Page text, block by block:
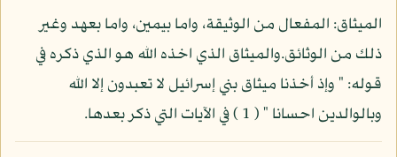
الميثاق: المفعال من الوثيقة، واما بيمين، واما بعهد وغير
ذلك من الوثائق.والميثاق الذي اخذه الله هو الذي ذكره في
قوله: " وإذ أخذنا ميثاق بني إسرائيل لا تعبدون إلا الله
وبالوالدين احسانا " ( 1 ) في الآيات التي ذكر بعدها.